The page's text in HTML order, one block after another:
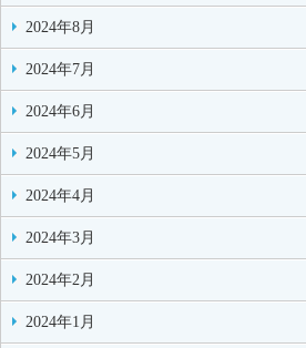
2024年8月
2024年7月
2024年6月
2024年5月
2024年4月
2024年3月
2024年2月
2024年1月